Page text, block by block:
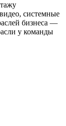
системные
бизнеса —
у команды